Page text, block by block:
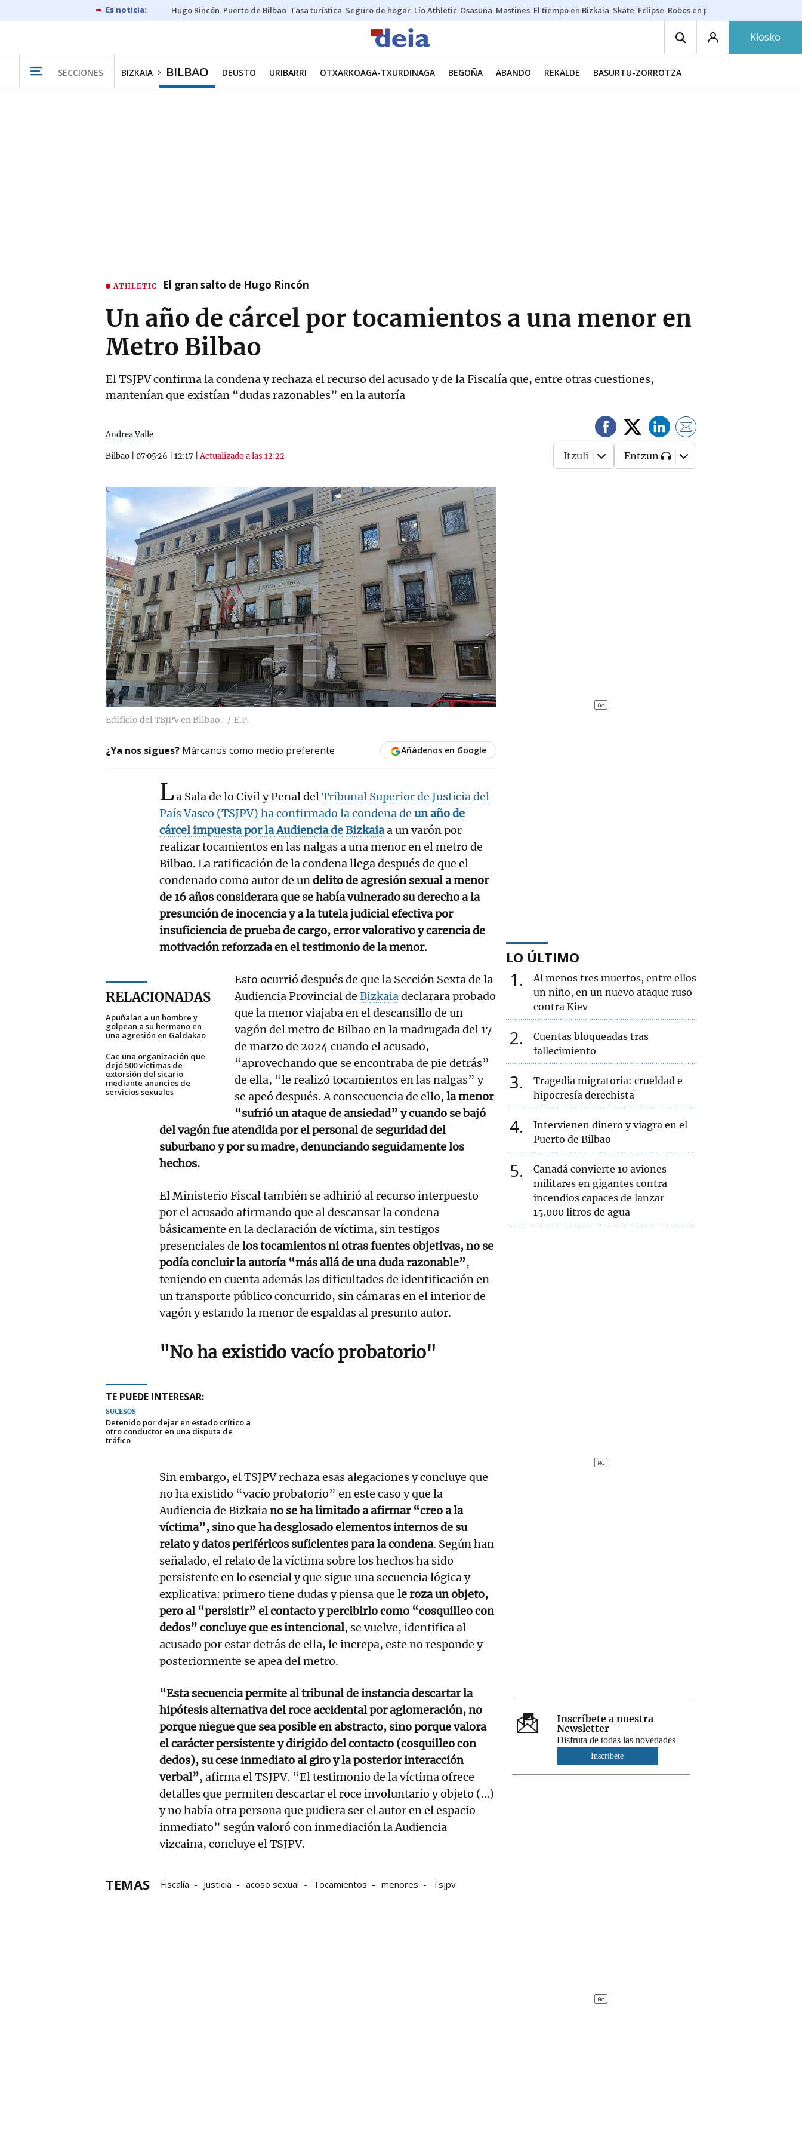
Hugo Rincón Puerto de Bilbao Tasa turística Seguro de hogar Lío Athletic-Osasuna Mastines El tiempo en Bizkaia Skate Eclipse Robos en playas
Kiosko
SECCIONES BIZKAIA BILBAO DEUSTO URIBARRI OTXARKOAGA-TXURDINAGA BEGOÑA ABANDO REKALDE BASURTU-ZORROTZA
ATHLETIC El gran salto de Hugo Rincón
Un año de cárcel por tocamientos a una menor en
Metro Bilbao
El TSJPV confirma la condena y rechaza el recurso del acusado y de la Fiscalía que, entre otras cuestiones,
mantenían que existían “dudas razonables” en la autoría
Andrea Valle
Bilbao 07·05·26 12:17 |Actualizado a las 12:22 Itzuli Entzun
Edificio del TSJPV en Bilbao. E.P.
¿Ya nos sigues? Márcanos como medio preferente Añádenos en Google
La Sala de lo Civil y Penal delTribunal Superior de Justicia del
País Vasco (TSJPV) ha confirmado la condena de un año de
cárcel impuesta por laAudiencia de Bizkaiaa un varón por
realizar tocamientos en las nalgas a una menor en el metro de
Bilbao. La ratificación de la condena llega después de que el
condenado como autor de undelito de agresión sexual a menor
de 16 años considerara que se había vulnerado su derecho a la
presunción de inocencia y a la tutela judicial efectiva por
insuficiencia de prueba de cargo, error valorativo y carencia de
motivación reforzada en el testimonio de la menor.
RELACIONADAS
Apuñalan a un hombre y
golpean a su hermano en
una agresión en Galdakao
Cae una organización que
dejó 500 víctimas de
extorsión del sicario
mediante anuncios de
servicios sexuales
Esto ocurrió después de que la Sección Sexta de la
Audiencia Provincial deBizkaiadeclarara probado
que la menor viajaba en el descansillo de un
vagón del metro de Bilbao en la madrugada del 17
de marzo de 2024 cuando el acusado,
“aprovechando que se encontraba de pie detrás”
de ella, “le realizó tocamientos en las nalgas” y
se apeó después. A consecuencia de ello, la menor
“sufrió un ataque de ansiedad” y cuando se bajó
del vagón fue atendida por el personal de seguridad del
suburbano y por su madre, denunciando seguidamente los
hechos.
El Ministerio Fiscal también se adhirió al recurso interpuesto
por el acusado afirmando que al descansar la condena
básicamente en la declaración de víctima, sin testigos
presenciales de los tocamientos ni otras fuentes objetivas, no se
podía concluir la autoría “más allá de una duda razonable”,
teniendo en cuenta además las dificultades de identificación en
un transporte público concurrido, sin cámaras en el interior de
vagón y estando la menor de espaldas al presunto autor.
"No ha existido vacío probatorio"
TE PUEDE INTERESAR:
SUCESOS
Detenido por dejar en estado crítico a
otro conductor en una disputa de
tráfico
Sin embargo, el TSJPV rechaza esas alegaciones y concluye que
no ha existido “vacío probatorio” en este caso y que la
Audiencia de Bizkaiano se ha limitado a afirmar “creo a la
víctima”, sino que ha desglosado elementos internos de su
relato y datos periféricos suficientes para la condena. Según han
señalado, el relato de la víctima sobre los hechos ha sido
persistente en lo esencial y que sigue una secuencia lógica y
explicativa: primero tiene dudas y piensa que le roza un objeto,
pero al “persistir” el contacto y percibirlo como “cosquilleo con
dedos” concluye que es intencional, se vuelve, identifica al
acusado por estar detrás de ella, le increpa, este no responde y
posteriormente se apea del metro.
“Esta secuencia permite al tribunal de instancia descartar la
hipótesis alternativa del roce accidental por aglomeración, no
porque niegue que sea posible en abstracto, sino porque valora
el carácter persistente y dirigido del contacto (cosquilleo con
dedos), su cese inmediato al giro y la posterior interacción
verbal”, afirma el TSJPV. “El testimonio de la víctima ofrece
detalles que permiten descartar el roce involuntario y objeto (…)
y no había otra persona que pudiera ser el autor en el espacio
inmediato” según valoró con inmediación la Audiencia
vizcaina, concluye el TSJPV.
TEMAS Fiscalía Justicia acoso sexual Tocamientos menores Tsjpv
LO ÚLTIMO
1
Al menos tres muertos, entre ellos
un niño, en un nuevo ataque ruso
contra Kiev
2
Cuentas bloqueadas tras
fallecimiento
3
Tragedia migratoria: crueldad e
hipocresía derechista
4
Intervienen dinero y viagra en el
Puerto de Bilbao
5
Canadá convierte 10 aviones
militares en gigantes contra
incendios capaces de lanzar
15.000 litros de agua
Inscríbete a nuestra
Newsletter
Disfruta de todas las novedades
Inscríbete